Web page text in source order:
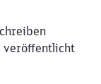
veröffentlicht